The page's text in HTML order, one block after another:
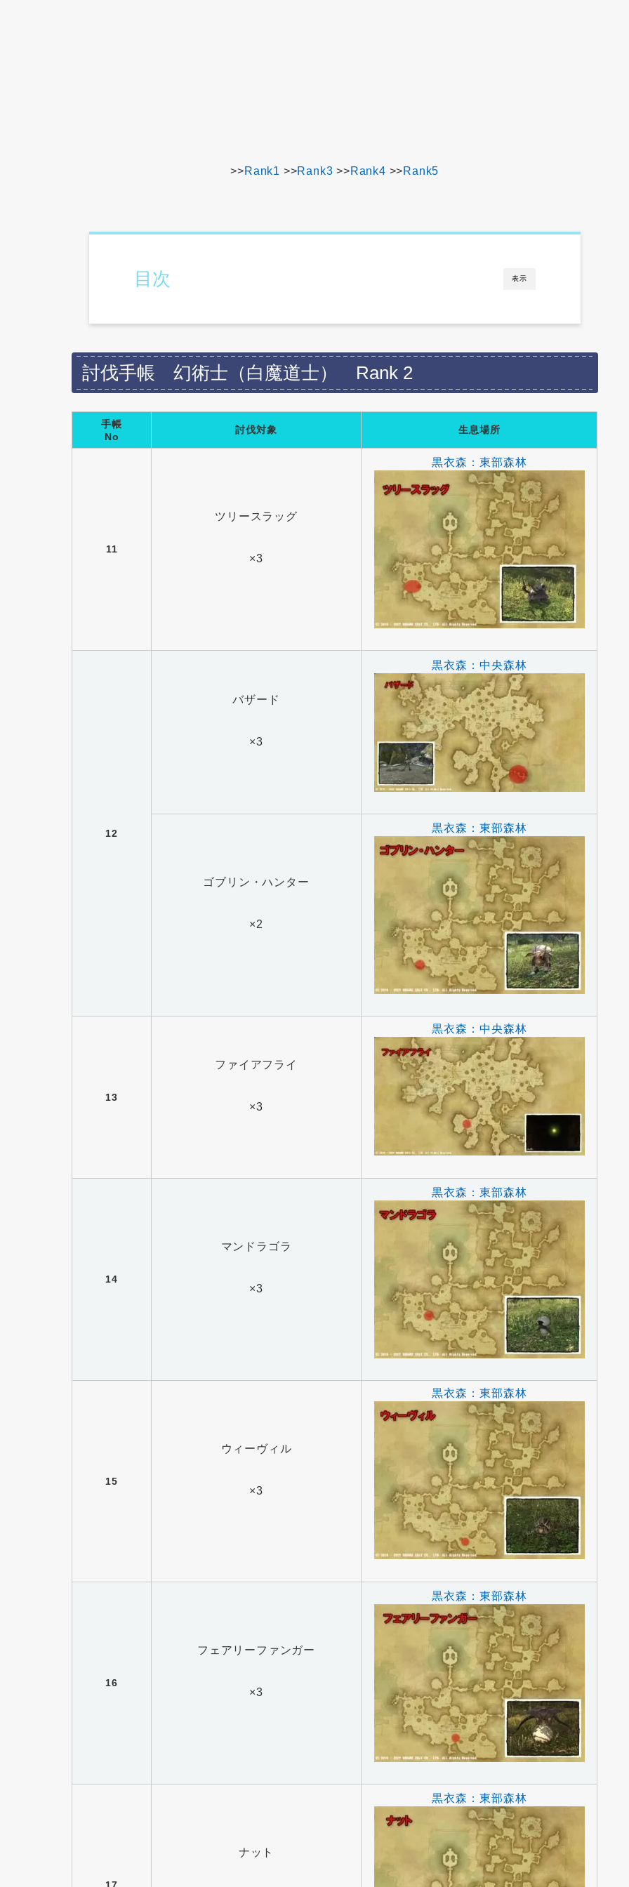
>>Rank1 >>Rank3 >>Rank4 >>Rank5
表示
目次
討伐手帳 幻術士（白魔道士） Rank 2
手帳
No
討伐対象 生息場所
11
ツリースラッグ
×3
黒衣森：東部森林
12
バザード
×3
黒衣森：中央森林
ゴブリン・ハンター
×2
黒衣森：東部森林
13
ファイアフライ
×3
黒衣森：中央森林
14
マンドラゴラ
×3
黒衣森：東部森林
15
ウィーヴィル
×3
黒衣森：東部森林
16
フェアリーファンガー
×3
黒衣森：東部森林
ナット
黒衣森：東部森林